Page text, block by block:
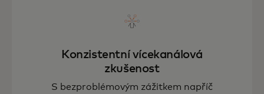
Konzistentní vícekanálová
zkušenost
S bezproblémovým zážitkem napříč